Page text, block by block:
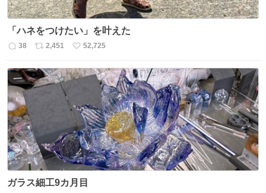
「ハネをつけたい」を叶えた
返
数
38
リ
ス
ト
2,451
い
ね
52,725
ガラス細工9カ月目